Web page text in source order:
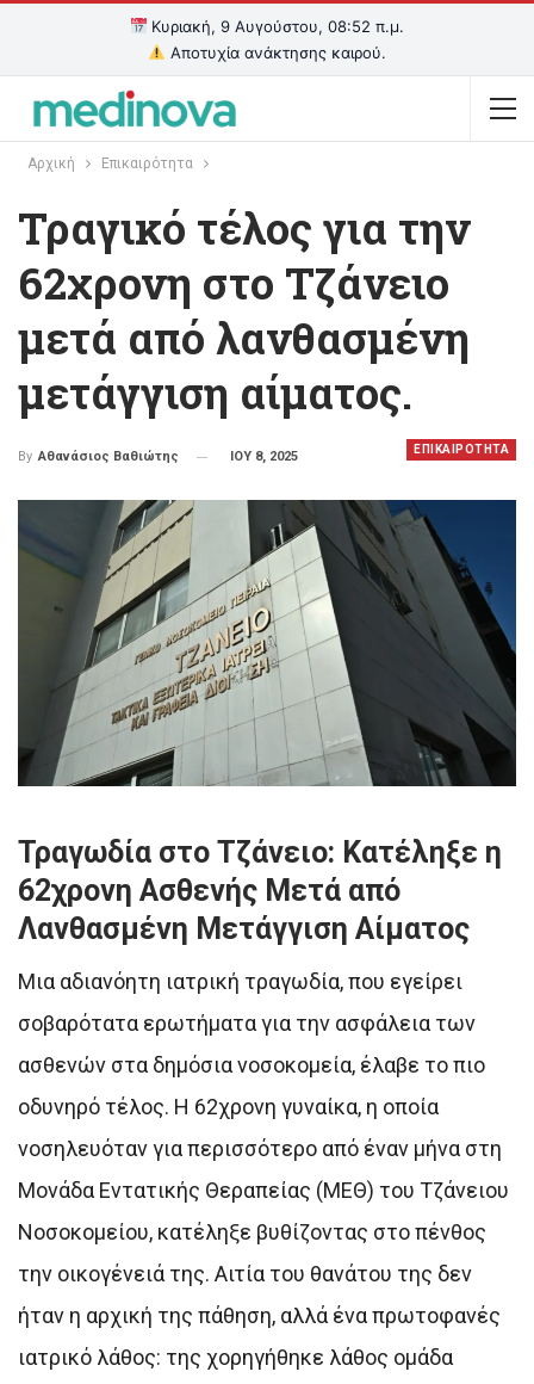
Κυριακή, 9 Αυγούστου, 08:52 π.μ.
Αποτυχία ανάκτησης καιρού.
Αρχική Επικαιρότητα
Τραγικό τέλος για την
62χρονη στο Τζάνειο
μετά από λανθασμένη
μετάγγιση αίματος.
ΕΠΙΚΑΙΡΟΤΗΤΑ
By Αθανάσιος Βαθιώτης ΙΟΥ 8, 2025
Τραγωδία στο Τζάνειο: Κατέληξε η
62χρονη Ασθενής Μετά από
Λανθασμένη Μετάγγιση Αίματος
Μια αδιανόητη ιατρική τραγωδία, που εγείρει
σοβαρότατα ερωτήματα για την ασφάλεια των
ασθενών στα δημόσια νοσοκομεία, έλαβε το πιο
οδυνηρό τέλος. Η 62χρονη γυναίκα, η οποία
νοσηλευόταν για περισσότερο από έναν μήνα στη
Μονάδα Εντατικής Θεραπείας (ΜΕΘ) του Τζάνειου
Νοσοκομείου, κατέληξε βυθίζοντας στο πένθος
την οικογένειά της. Αιτία του θανάτου της δεν
ήταν η αρχική της πάθηση, αλλά ένα πρωτοφανές
ιατρικό λάθος: της χορηγήθηκε λάθος ομάδα